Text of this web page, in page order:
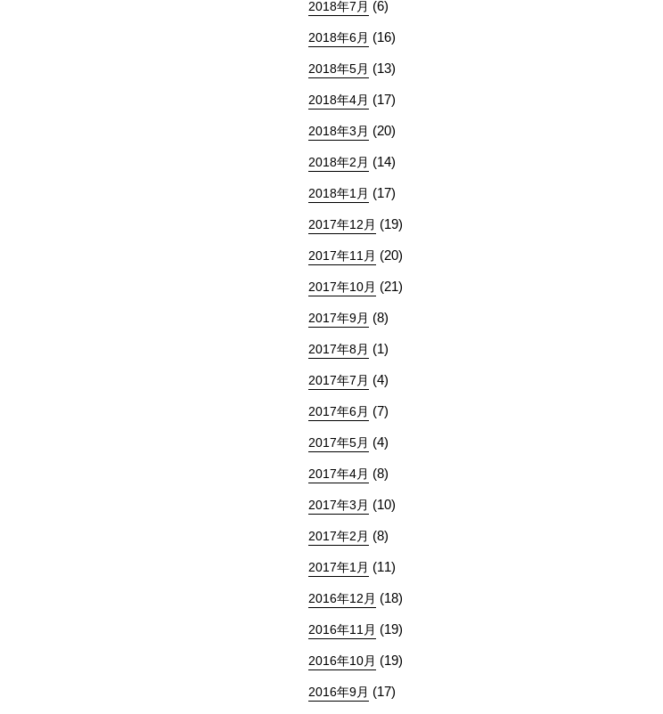
2018年7月 (6)
2018年6月 (16)
2018年5月 (13)
2018年4月 (17)
2018年3月 (20)
2018年2月 (14)
2018年1月 (17)
2017年12月 (19)
2017年11月 (20)
2017年10月 (21)
2017年9月 (8)
2017年8月 (1)
2017年7月 (4)
2017年6月 (7)
2017年5月 (4)
2017年4月 (8)
2017年3月 (10)
2017年2月 (8)
2017年1月 (11)
2016年12月 (18)
2016年11月 (19)
2016年10月 (19)
2016年9月 (17)